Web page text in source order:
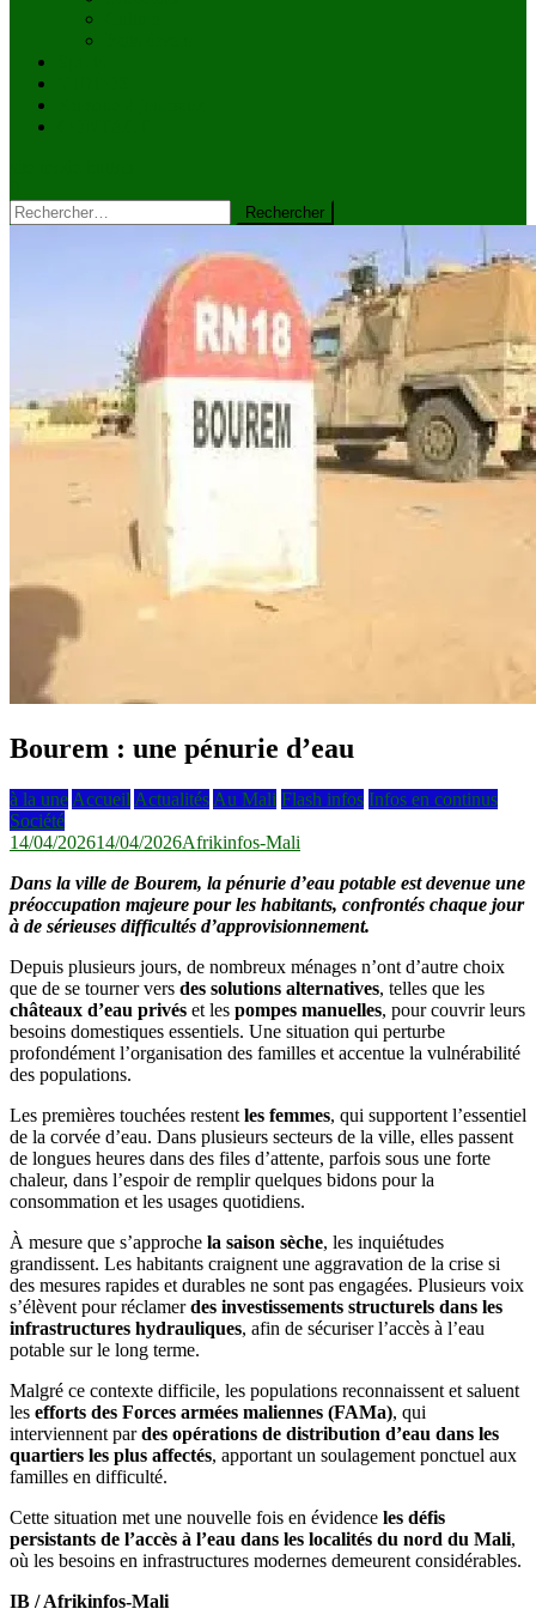
Rechercher :
Bourem : une pénurie d’eau
à la une Accueil Actualités Au Mali Flash infos Infos en continus
Société
14/04/202614/04/2026Afrikinfos-Mali
Dans la ville de Bourem, la pénurie d’eau potable est devenue une
préoccupation majeure pour les habitants, confrontés chaque jour
à de sérieuses difficultés d’approvisionnement.
Depuis plusieurs jours, de nombreux ménages n’ont d’autre choix
que de se tourner vers des solutions alternatives, telles que les
châteaux d’eau privés et les pompes manuelles, pour couvrir leurs
besoins domestiques essentiels. Une situation qui perturbe
profondément l’organisation des familles et accentue la vulnérabilité
des populations.
Les premières touchées restent les femmes, qui supportent l’essentiel
de la corvée d’eau. Dans plusieurs secteurs de la ville, elles passent
de longues heures dans des files d’attente, parfois sous une forte
chaleur, dans l’espoir de remplir quelques bidons pour la
consommation et les usages quotidiens.
À mesure que s’approche la saison sèche, les inquiétudes
grandissent. Les habitants craignent une aggravation de la crise si
des mesures rapides et durables ne sont pas engagées. Plusieurs voix
s’élèvent pour réclamerdes investissements structurels dans les
infrastructures hydrauliques, afin de sécuriser l’accès à l’eau
potable sur le long terme.
Malgré ce contexte difficile, les populations reconnaissent et saluent
les efforts des Forces armées maliennes (FAMa), qui
interviennent pardes opérations de distribution d’eau dans les
quartiers les plus affectés, apportant un soulagement ponctuel aux
familles en difficulté.
Cette situation met une nouvelle fois en évidence les défis
persistants de l’accès à l’eau dans les localités du nord du Mali,
où les besoins en infrastructures modernes demeurent considérables.
IB / Afrikinfos-Mali